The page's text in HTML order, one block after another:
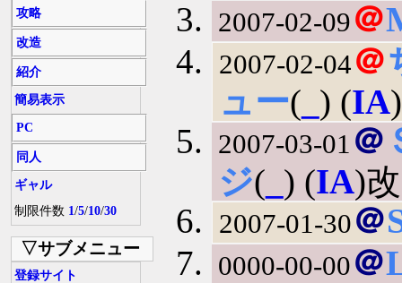
攻略
改造
紹介
簡易表示
PC
同人
ギャル
制限件数 1/5/10/30
▽サブメニュー
登録サイト
2007-02-09＠
2007-02-04＠
ュー( ) (IA
2007-03-01 ＠
ジ( ) (IA)
2007-01-30＠
0000-00-00＠